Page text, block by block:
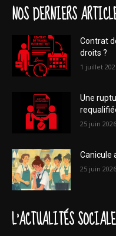
NOS DERNIERS
Contrat
droits ?
1 juillet
Une
25 juin 2026
Canicule
25 juin 2026
L'ACTUALITÉS SOCIALE